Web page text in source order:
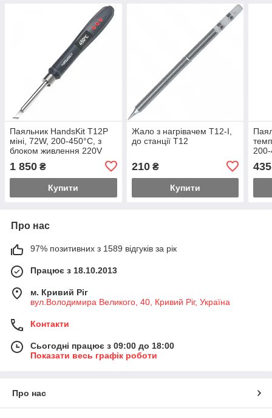
Паяльник HandsKit T12Р
міні, 72W, 200-450°C, з
блоком живлення 220V
1 850 ₴
Купити
Жало з нагрівачем T12-I,
до станції Т12
210₴
Купити
200-
435
Про нас
97% позитивних з 1589 відгуків за рік
Працює з 18.10.2013
м. Кривий Ріг
вул.Володимира Великого, 40, Кривий Ріг, Україна
Контакти
Сьогодні працює з 09:00 до 18:00
Показати весь графік роботи
Про нас